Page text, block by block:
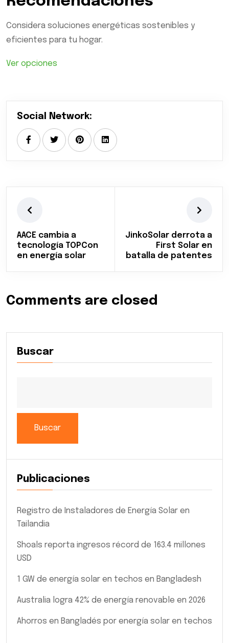
Considera soluciones energéticas sostenibles y
eficientes para tu hogar.
Ver opciones
Social Network:
AACE cambia a
tecnología TOPCon
en energía solar
JinkoSolar derrota a
First Solar en
batalla de patentes
Comments are closed
Buscar
Buscar
Publicaciones
Registro de Instaladores de Energía Solar en
Tailandia
Shoals reporta ingresos récord de 163.4 millones
USD
1 GW de energía solar en techos en Bangladesh
Australia logra 42% de energía renovable en 2026
Ahorros en Bangladés por energía solar en techos